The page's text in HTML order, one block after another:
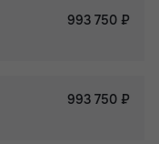
993 750 ₽
993 750 ₽